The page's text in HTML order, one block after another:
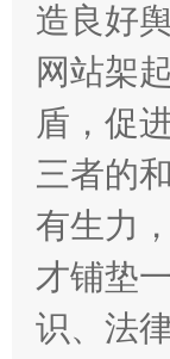
造良好
网站架
盾，促
三者的
有生力
才铺垫
识、法